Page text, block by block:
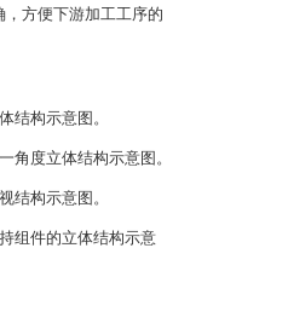
方便下游加工工序的
结构示意图。
角度立体结构示意图。
结构示意图。
组件的立体结构示意